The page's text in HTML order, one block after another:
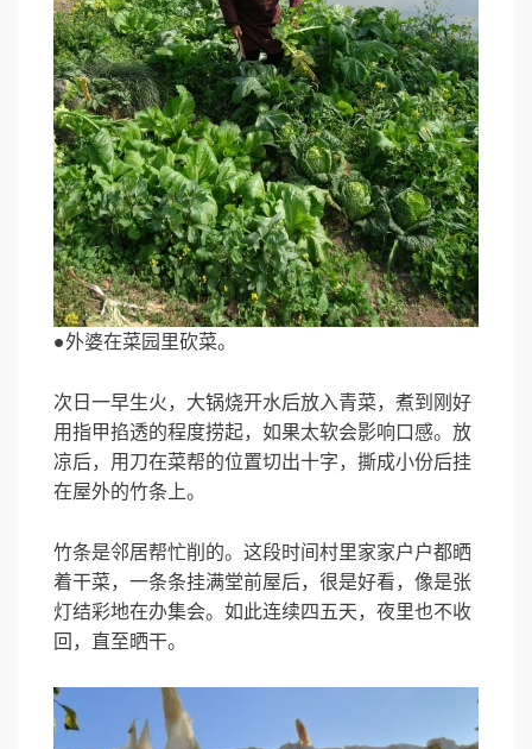
●外婆在菜园里砍菜。
次日一早生火，大锅烧开水后放入青菜，煮到刚好
用指甲掐透的程度捞起，如果太软会影响口感。放
凉后，用刀在菜帮的位置切出十字，撕成小份后挂
在屋外的竹条上。
竹条是邻居帮忙削的。这段时间村里家家户户都晒
着干菜，一条条挂满堂前屋后，很是好看，像是张
灯结彩地在办集会。如此连续四五天，夜里也不收
回，直至晒干。